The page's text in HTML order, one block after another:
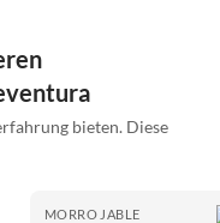
bieten. Diese
MORRO JABLE